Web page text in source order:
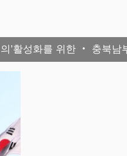
의’활성화를 위한 ‧ 충북